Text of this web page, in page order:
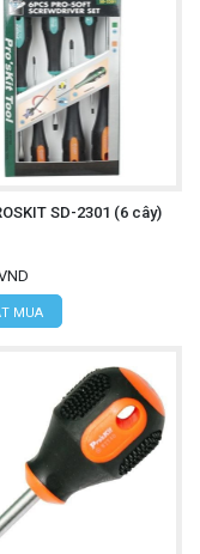
SD-2301 (6 cây)
MUA